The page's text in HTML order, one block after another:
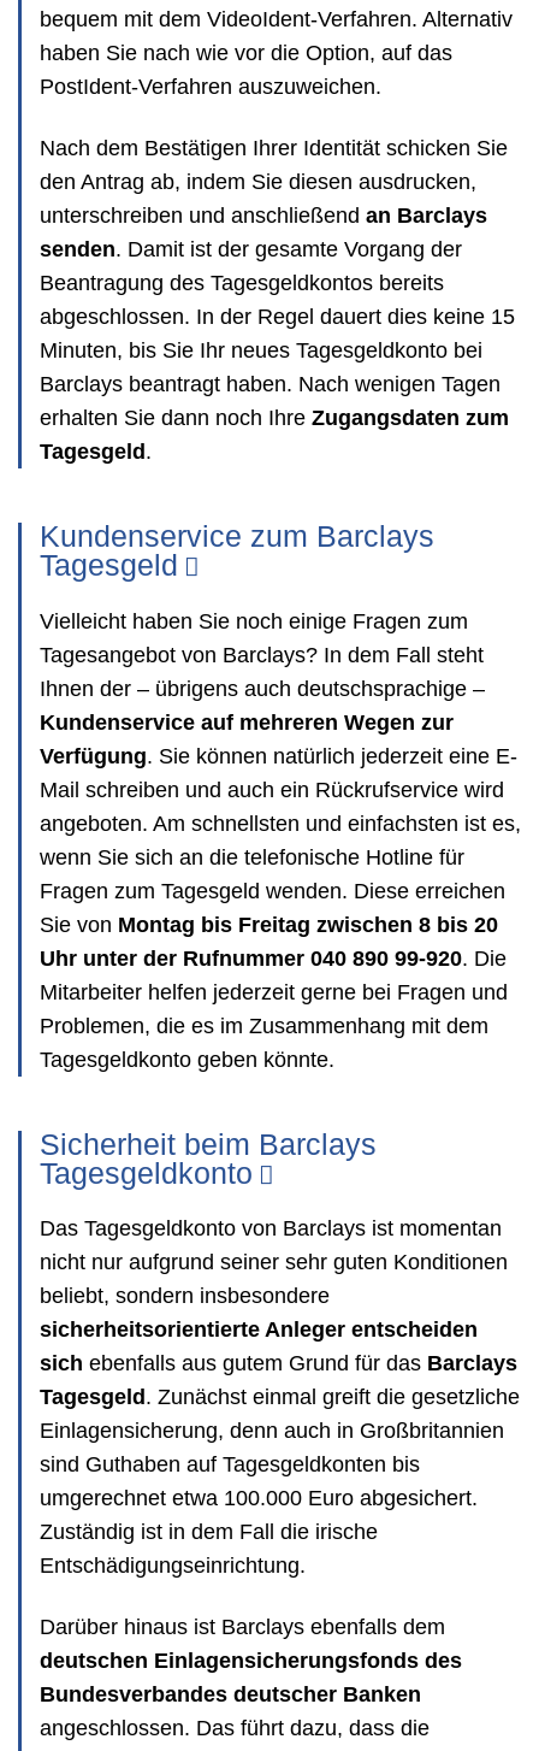
bequem mit dem VideoIdent-Verfahren. Alternativ
haben Sie nach wie vor die Option, auf das
PostIdent-Verfahren auszuweichen.
Nach dem Bestätigen Ihrer Identität schicken Sie
den Antrag ab, indem Sie diesen ausdrucken,
unterschreiben und anschließend an Barclays
senden. Damit ist der gesamte Vorgang der
Beantragung des Tagesgeldkontos bereits
abgeschlossen. In der Regel dauert dies keine 15
Minuten, bis Sie Ihr neues Tagesgeldkonto bei
Barclays beantragt haben. Nach wenigen Tagen
erhalten Sie dann noch Ihre Zugangsdaten zum
Tagesgeld.
Kundenservice zum Barclays
Tagesgeld
Vielleicht haben Sie noch einige Fragen zum
Tagesangebot von Barclays? In dem Fall steht
Ihnen der – übrigens auch deutschsprachige –
Kundenservice auf mehreren Wegen zur
Verfügung. Sie können natürlich jederzeit eine E-
Mail schreiben und auch ein Rückrufservice wird
angeboten. Am schnellsten und einfachsten ist es,
wenn Sie sich an die telefonische Hotline für
Fragen zum Tagesgeld wenden. Diese erreichen
Sie von Montag bis Freitag zwischen 8 bis 20
Uhr unter der Rufnummer 040 890 99-920. Die
Mitarbeiter helfen jederzeit gerne bei Fragen und
Problemen, die es im Zusammenhang mit dem
Tagesgeldkonto geben könnte.
Sicherheit beim Barclays
Tagesgeldkonto
Das Tagesgeldkonto von Barclays ist momentan
nicht nur aufgrund seiner sehr guten Konditionen
beliebt, sondern insbesondere
sicherheitsorientierte Anleger entscheiden
sich ebenfalls aus gutem Grund für das Barclays
Tagesgeld . Zunächst einmal greift die gesetzliche
Einlagensicherung, denn auch in Großbritannien
sind Guthaben auf Tagesgeldkonten bis
umgerechnet etwa 100.000 Euro abgesichert.
Zuständig ist in dem Fall die irische
Entschädigungseinrichtung.
Darüber hinaus ist Barclays ebenfalls dem
deutschen Einlagensicherungsfonds des
Bundesverbandes deutscher Banken
angeschlossen. Das führt dazu, dass die